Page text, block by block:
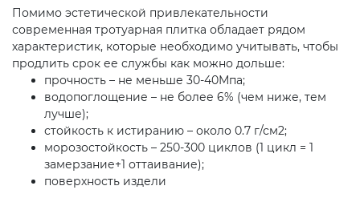
Помимо эстетической привлекательности
современная тротуарная плитка обладает рядом
характеристик, которые необходимо учитывать, чтобы
продлить срок ее службы как можно дольше:
прочность – не меньше 30-40Мпа;
водопоглощение – не более 6% (чем ниже, тем
лучше);
стойкость к истиранию – около 0.7 г/см2;
морозостойкость – 250-300 циклов (1 цикл = 1
замерзание+1 оттаивание);
поверхность издели